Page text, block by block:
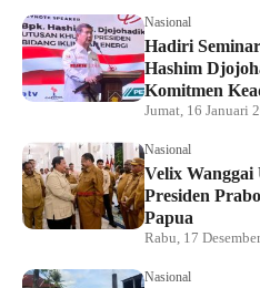
Nasional
Hadiri
Hashim
Komitmen
Jumat, 16 Januari
Nasional
Velix Wanggai
Presiden
Papua
Rabu, 17
Nasional